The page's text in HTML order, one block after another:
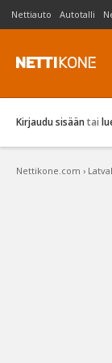
Nettiauto Autotalli
Kirjaudu sisään tai
Nettikone.com ›